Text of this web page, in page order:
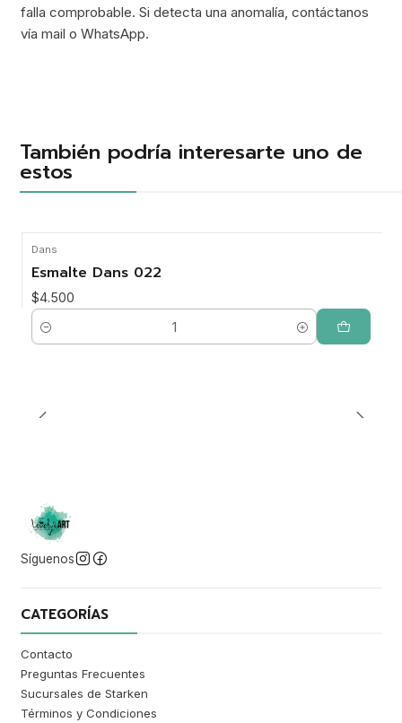
falla comprobable. Si detecta una anomalía, contáctanos
vía mail o WhatsApp.
También podría interesarte uno de
estos
Dans
Esmalte Dans 022
$4.500
Cantidad
Síguenos
CATEGORÍAS
Contacto
Preguntas Frecuentes
Sucursales de Starken
Términos y Condiciones